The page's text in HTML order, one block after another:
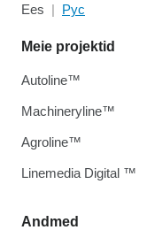
Ees Рус
Andmed
Meie projektid
Autoline™
Machineryline™
Agroline™
Linemedia Digital ™